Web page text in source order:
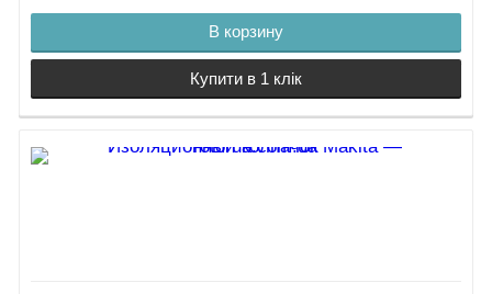
В корзину
Купити в 1 клік